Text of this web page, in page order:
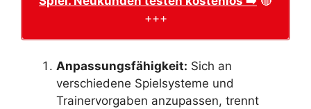
+++
Anpassungsfähigkeit: Sich an
verschiedene Spielsysteme und
Trainervorgaben anzupassen, trennt